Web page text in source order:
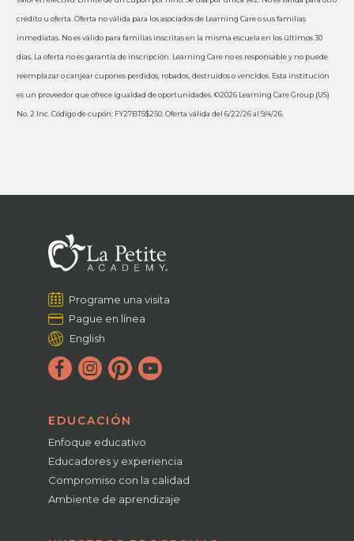
crédito u oferta. Oferta no válida para los asociados de Learning Care o sus familias
inmediatas. No es válido para familias inscritas en la misma escuela en los últimos 30
días. La oferta no es garantía de inscripción. Learning Care no es responsable y no puede
reemplazar o canjear cupones perdidos, robados, destruidos o vencidos. Esta institución
es un proveedor que ofrece igualdad de oportunidades. ©2026 Learning Care Group (US)
No. 2 Inc. Código de cupón: FY27BTS$250. Oferta válida del 6/22/26 al 9/4/26.
Programe una visita
Pague en línea
English
EDUCACIÓN
Enfoque educativo
Educadores y experiencia
Compromiso con la calidad
Ambiente de aprendizaje